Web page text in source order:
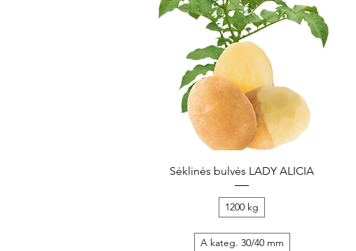
Greita peržiūra
Sėklinės bulvės LADY ALICIA
1200 kg
A kateg. 30/40 mm